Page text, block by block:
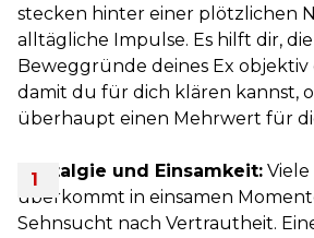
stecken hinter einer plötzlichen
alltägliche Impulse. Es hilft dir,
Beweggründe deines Ex
damit du für dich klären kannst,
überhaupt einen Mehrwert für
Nostalgie und Einsamkeit:
überkommt in einsamen
Sehnsucht nach Vertrautheit.